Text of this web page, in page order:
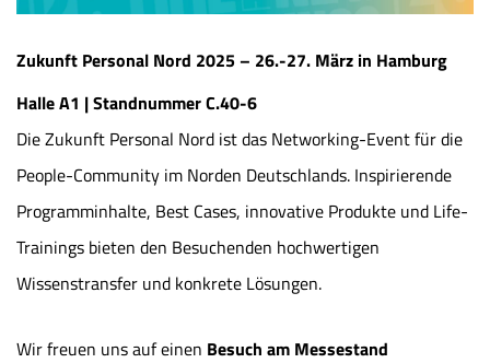
Zukunft Personal Nord 2025 – 26.-27. März in Hamburg
Halle A1 | Standnummer C.40-6
Die Zukunft Personal Nord ist das Networking-Event für die
People-Community im Norden Deutschlands. Inspirierende
Programminhalte, Best Cases, innovative Produkte und Life-
Trainings bieten den Besuchenden hochwertigen
Wissenstransfer und konkrete Lösungen.
Wir freuen uns auf einen Besuch am Messestand